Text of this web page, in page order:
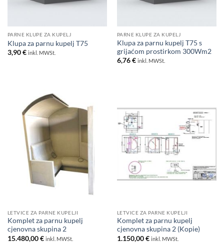
PARNE KLUPE ZA KUPELJ
Klupa za parnu kupelj T75
3,90€ inkl. MWSt.
PARNE KLUPE ZA KUPELJ
Klupa za parnu kupelj T75 s
grijaćom prostirkom 300Wm2
6,76€ inkl. MWSt.
LETVICE ZA PARNE KUPELJI
Komplet za parnu kupelj
cjenovna skupina 2
15.480,00€ inkl. MWSt.
LETVICE ZA PARNE KUPELJI
Komplet za parnu kupelj
cjenovna skupina 2 (Kopie)
1.150,00€ inkl. MWSt.